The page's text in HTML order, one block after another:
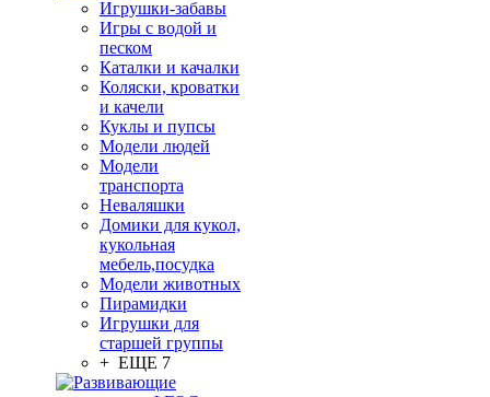
Игрушки-забавы
Игры с водой и
песком
Каталки и качалки
Коляски, кроватки
и качели
Куклы и пупсы
Модели людей
Модели
транспорта
Неваляшки
Домики для кукол,
кукольная
мебель,посудка
Модели животных
Пирамидки
Игрушки для
старшей группы
+ ЕЩЕ 7